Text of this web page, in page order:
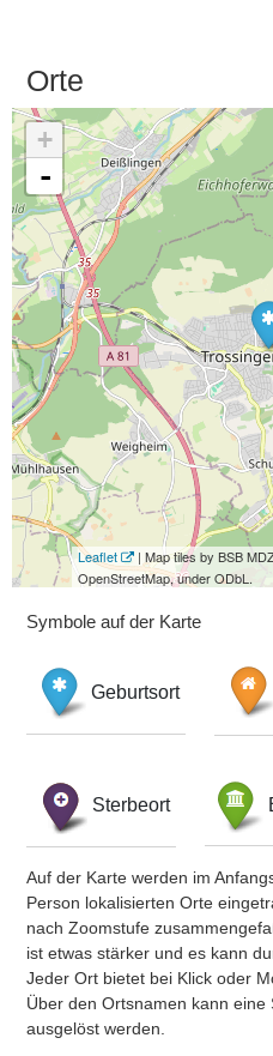
Orte
+
-
Leaflet
| Map tiles by BSB
OpenStreetMap, under ODbL.
Symbole auf der Karte
Geburtsort
Sterbeort
Auf der Karte werden im
Person lokalisierten Orte
nach Zoomstufe
ist etwas stärker und es kann
Jeder Ort bietet bei Klick oder
Über den Ortsnamen kann eine
ausgelöst werden.